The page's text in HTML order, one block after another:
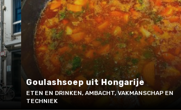
Goulashsoep uit Hongarije
ETEN EN DRINKEN, AMBACHT, VAKMANSCHAP EN
TECHNIEK